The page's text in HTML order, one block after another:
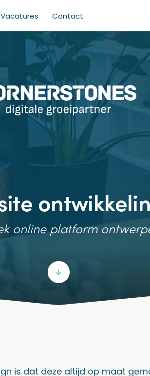
Vacatures Contact
online platform
is dat deze altijd op maat